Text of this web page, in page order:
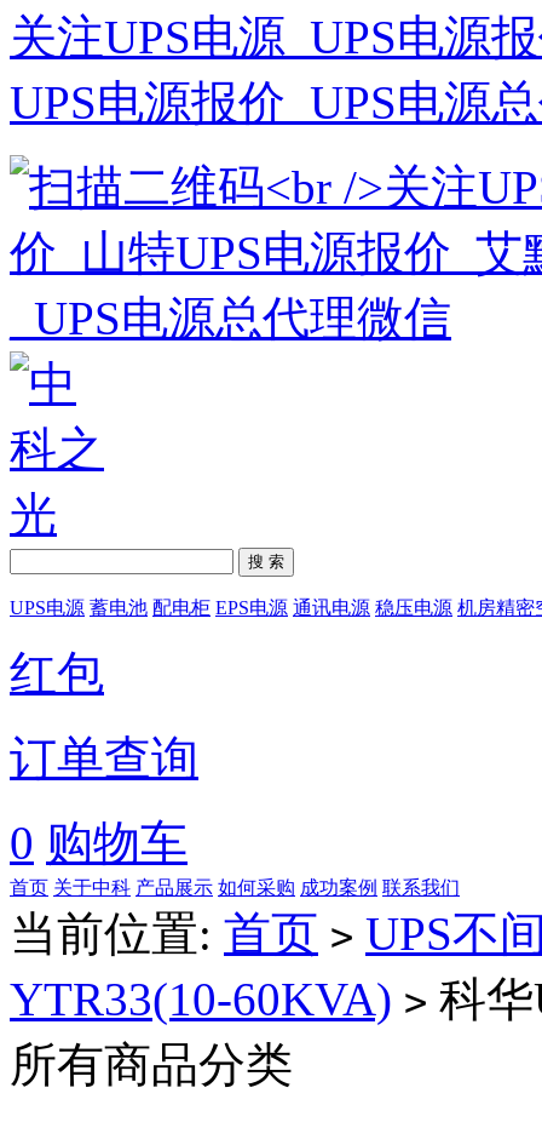
关注UPS电源_UPS电源
UPS电源报价_UPS电源
搜 索
UPS电源 蓄电池 配电柜 EPS电源 通讯电源 稳压电源 机房精密
红包
订单查询
0 购物车
首页 关于中科 产品展示 如何采购 成功案例 联系我们
当前位置: 首页 > UPS不
YTR33(10-60KVA) > 科
所有商品分类